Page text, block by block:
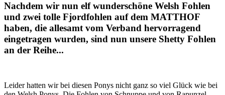
Nachdem wir nun elf wunderschöne Welsh Fohlen
und zwei tolle Fjordfohlen auf dem MATTHOF
haben, die allesamt vom Verband hervorragend
eingetragen wurden, sind nun unsere Shetty Fohlen
an der Reihe...
Leider hatten wir bei diesen Ponys nicht ganz so viel Glück wie bei